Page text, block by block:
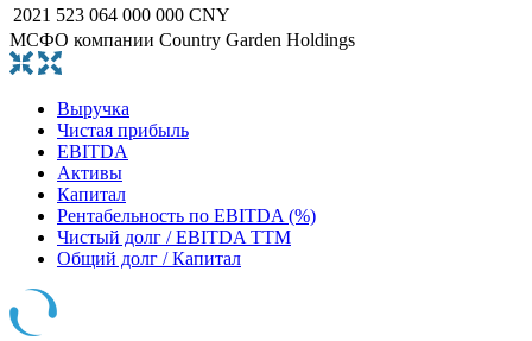
2021 523 064 000 000 CNY
МСФО компании Country Garden Holdings
Выручка
Чистая прибыль
EBITDA
Активы
Капитал
Рентабельность по EBITDA (%)
Чистый долг / EBITDA TTM
Общий долг / Капитал